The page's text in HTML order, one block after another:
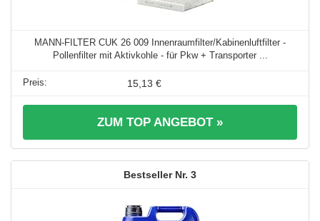
MANN-FILTER CUK 26 009 Innenraumfilter/Kabinenluftfilter -
Pollenfilter mit Aktivkohle - für Pkw + Transporter ...
15,13 €
ZUM TOP ANGEBOT »
3